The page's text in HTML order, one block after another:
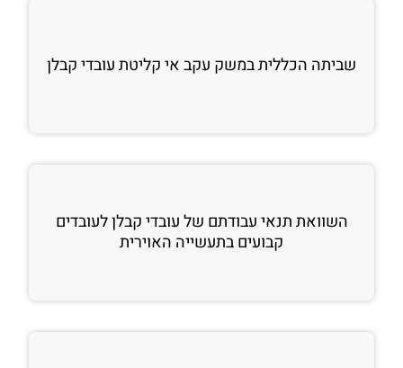
שביתה הכללית במשק עקב אי קליטת עובדי קבלן
השוואת תנאי עבודתם של עובדי קבלן לעובדים
קבועים בתעשייה האוירית